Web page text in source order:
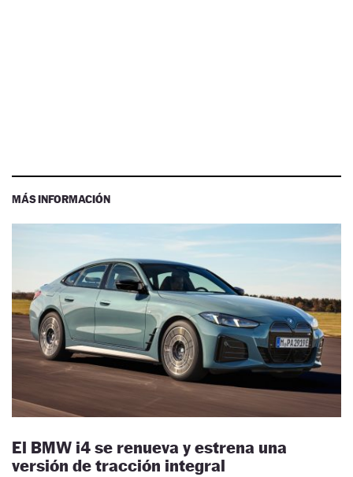
MÁS INFORMACIÓN
El BMW i4 se renueva y estrena una
versión de tracción integral